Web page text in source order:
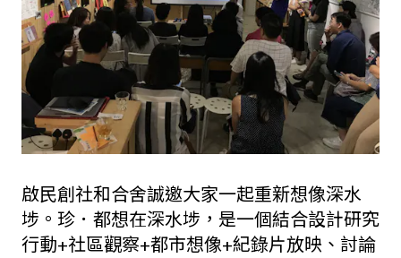
啟民創社和合舍誠邀大家一起重新想像深水
埗。珍．都想在深水埗，是一個結合設計研究
行動+社區觀察+都市想像+紀錄片放映、討論